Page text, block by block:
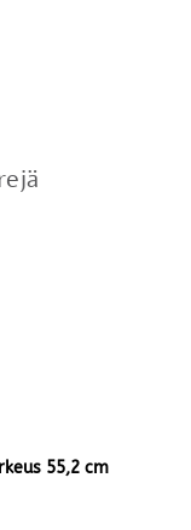
55,2 cm